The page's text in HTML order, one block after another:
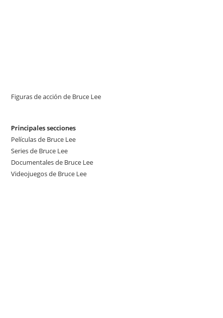
Figuras de acción de Bruce Lee
Principales secciones
Películas de Bruce Lee
Series de Bruce Lee
Documentales de Bruce Lee
Videojuegos de Bruce Lee